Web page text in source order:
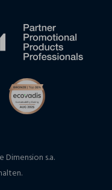
s.a.